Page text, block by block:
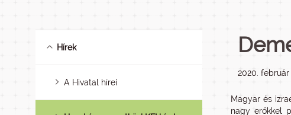
Hírek
A Hivatal hírei
2020. február
Magyar és
nagy erőkkel